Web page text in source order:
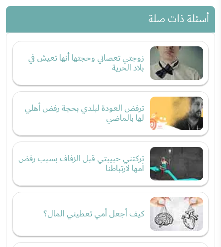
أسئلة ذات صلة
زوجتي تعصاني وحجتها أنها تعيش في
بلاد الحرية
ترفض العودة لبلدي بحجة رفض أهلي
لها بالماضي
تركتني حبيبتي قبل الزفاف بسبب رفض
أمها لارتباطنا
كيف أجعل أمي تعطيني المال؟